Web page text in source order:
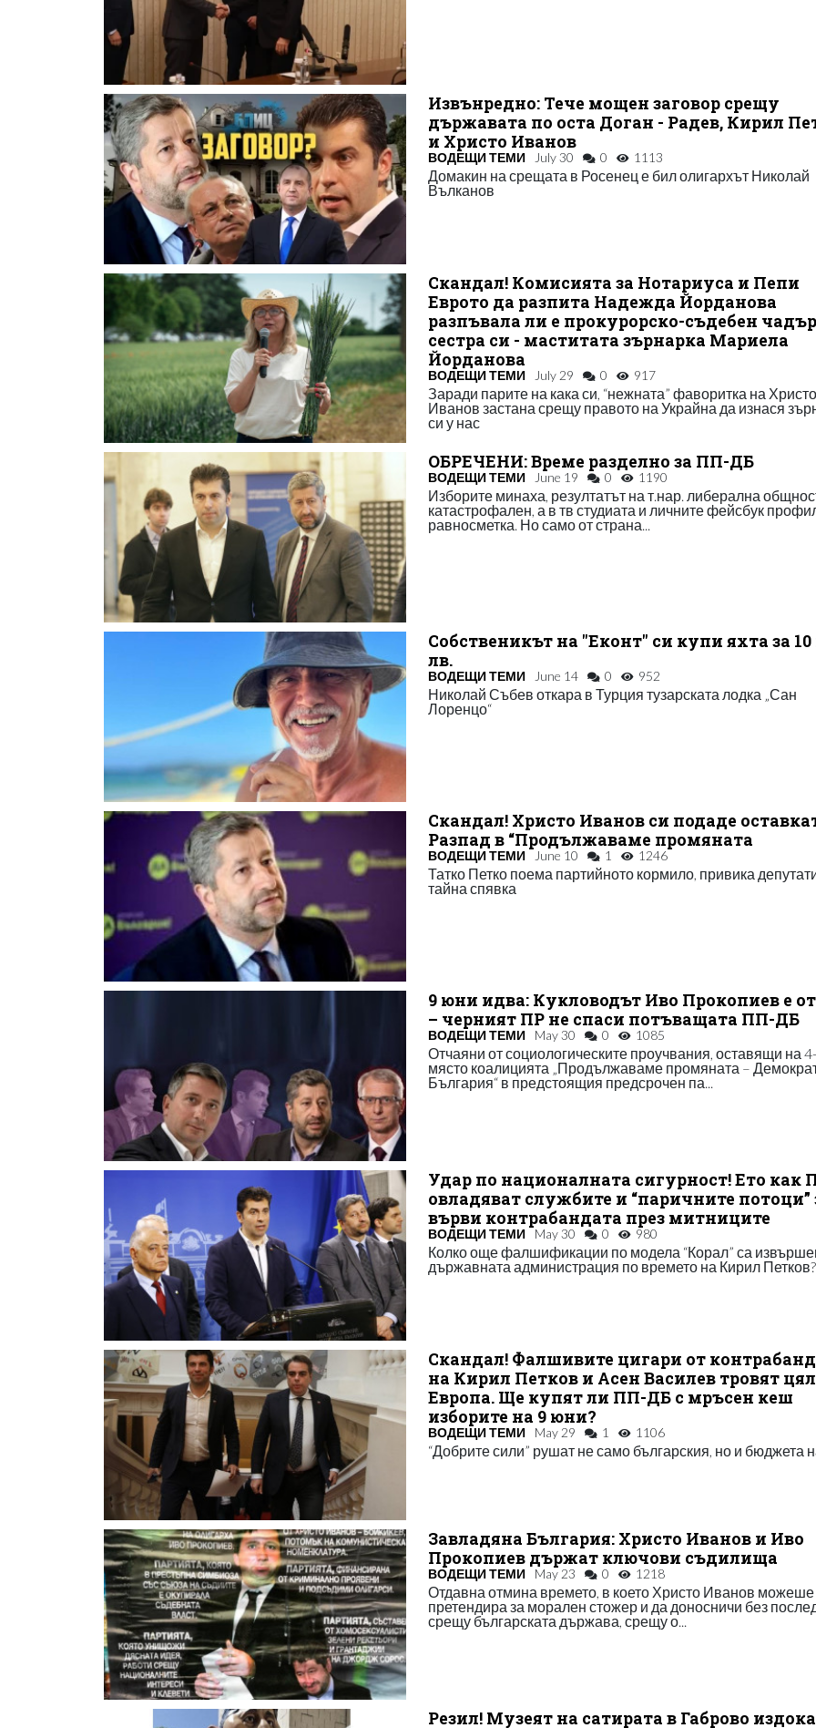
Извънредно: Тече мощен заговор срещу
държавата по оста Доган - Радев, Кирил
и Христо Иванов
ВОДЕЩИ ТЕМИ July 30 0 1113
Домакин на срещата в Росенец е бил олигархът Николай
Вълканов
Скандал! Комисията за Нотариуса и Пепи
Еврото да разпита Надежда Йорданова
разпъвала ли е прокурорско-съдебен
сестра си - маститата зърнарка Мариела
Йорданова
ВОДЕЩИ ТЕМИ July 29 0 917
Заради парите на кака си, “нежната” фаворитка на Христо
Иванов застана срещу правото на Украйна да изнася
си у нас
ОБРЕЧЕНИ: Време разделно за ПП-ДБ
ВОДЕЩИ ТЕМИ June 19 0 1190
Изборите минаха, резултатът на т.нар. либерална
катастрофален, а в тв студиата и личните фейсбук
равносметка. Но само от страна...
Собственикът на "Еконт" си купи яхта за
лв.
ВОДЕЩИ ТЕМИ June 14 0 952
Николай Събев откара в Турция тузарската лодка „Сан
Лоренцо“
Скандал! Христо Иванов си подаде
Разпад в “Продължаваме промяната
ВОДЕЩИ ТЕМИ June 10 1 1246
Татко Петко поема партийното кормило, привика
тайна спявка
9 юни идва: Кукловодът Иво Прокопиев е
– черният ПР не спаси потъващата ПП-ДБ
ВОДЕЩИ ТЕМИ May 30 0 1085
Отчаяни от социологическите проучвания, оставящи на
място коалицията „Продължаваме промяната –
България“ в предстоящия предсрочен па...
Удар по националната сигурност! Ето как
овладяват службите и “паричните потоци”
върви контрабандата през митниците
ВОДЕЩИ ТЕМИ May 30 0 980
Колко още фалшификации по модела “Корал” са
държавната администрация по времето на Кирил Петков?
Скандал! Фалшивите цигари от
на Кирил Петков и Асен Василев тровят
Европа. Ще купят ли ПП-ДБ с мръсен кеш
изборите на 9 юни?
ВОДЕЩИ ТЕМИ May 29 1 1106
“Добрите сили” рушат не само българския, но и бюджета
Завладяна България: Христо Иванов и Иво
Прокопиев държат ключови съдилища
ВОДЕЩИ ТЕМИ May 23 0 1218
Отдавна отмина времето, в което Христо Иванов можеше
претендира за морален стожер и да доносничи без
срещу българската държава, срещу о...
Резил! Музеят на сатирата в Габрово